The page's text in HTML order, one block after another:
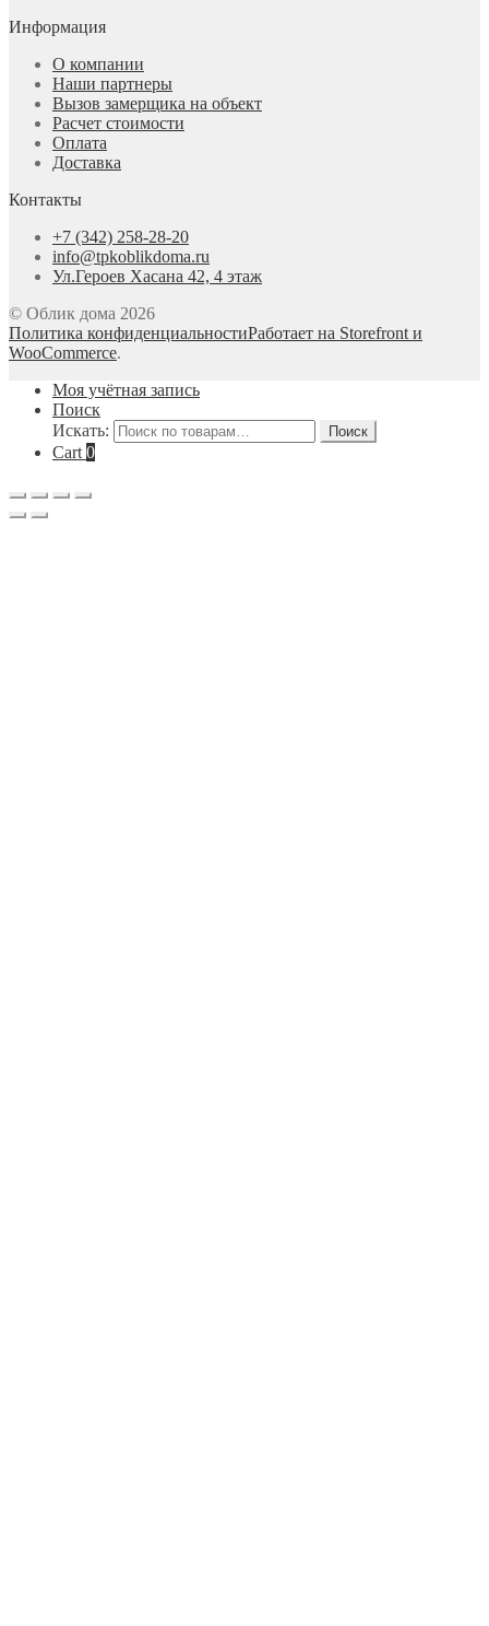
Информация
О компании
Наши партнеры
Вызов замерщика на объект
Расчет стоимости
Оплата
Доставка
Контакты
+7 (342) 258-28-20
info@tpkoblikdoma.ru
Ул.Героев Хасана 42, 4 этаж
© Облик дома 2026
Политика конфиденциальностиРаботает на Storefront и
WooCommerce.
Моя учётная запись
Поиск
Искать:
Поиск
Cart 0